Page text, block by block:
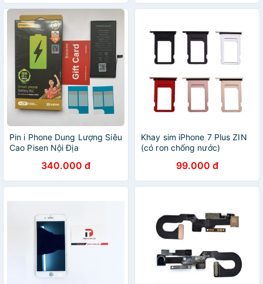
Pin i Phone Dung Lượng Siêu
Cao Pisen Nội Địa
340.000 đ
Khay sim iPhone 7 Plus ZIN
(có ron chống nước)
99.000 đ